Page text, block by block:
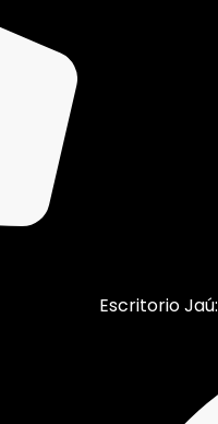
Escritorio Jaú: